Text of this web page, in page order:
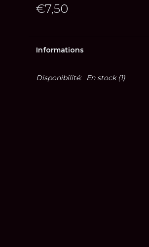
€7,50
Informations
Disponibilité: En stock(1)